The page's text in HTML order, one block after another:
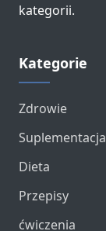
kategorii.
Kategorie
Zdrowie
Suplementacja
Dieta
Przepisy
ćwiczenia